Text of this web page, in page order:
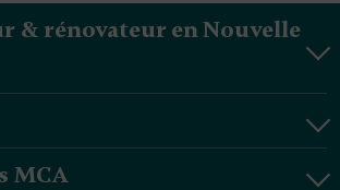
& rénovateur en Nouvelle
MCA